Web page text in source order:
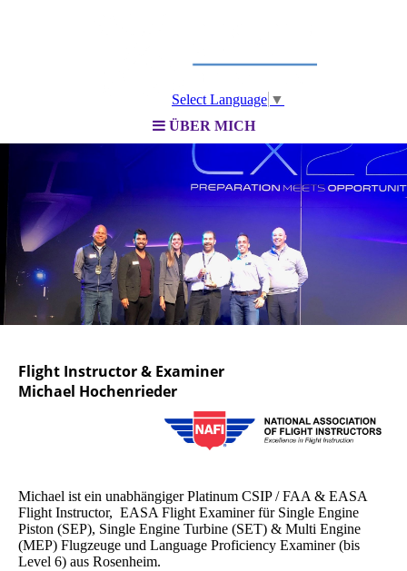
ÜBER MICH
Flight Instructor & Examiner
Michael Hochenrieder
Michael ist ein unabhängiger Platinum CSIP / FAA & EASA
Flight Instructor, EASA Flight Examiner für Single Engine
Piston (SEP), Single Engine Turbine (SET) & Multi Engine
(MEP) Flugzeuge und Language Proficiency Examiner (bis
Level 6) aus Rosenheim.
Select Language ▼